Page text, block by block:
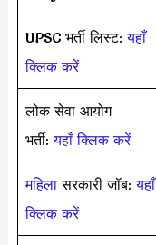
UPSC भर्ती लिस्ट:यहाँ
क्लिक करें
लोक सेवा आयोग
भर्ती:यहाँ क्लिक करें
महिलासरकारी जॉब:यहाँ
क्लिक करें